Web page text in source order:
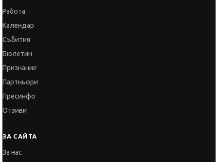
Работа
Календар
Събития
Бюлетин
Признание
Партньори
Пресинфо
Отзиви
ЗА САЙТА
За нас